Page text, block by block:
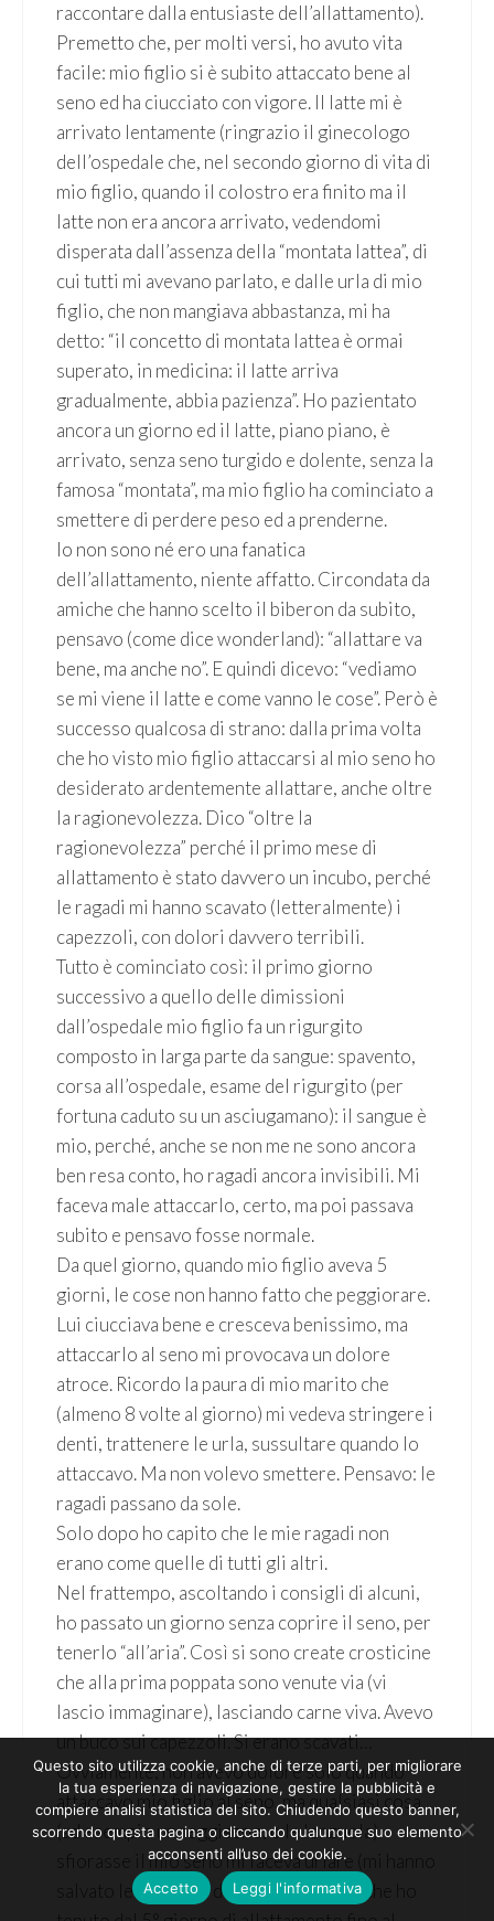
raccontare dalla entusiaste dell’allattamento).
Premetto che, per molti versi, ho avuto vita
facile: mio figlio si è subito attaccato bene al
seno ed ha ciucciato con vigore. Il latte mi è
arrivato lentamente (ringrazio il ginecologo
dell’ospedale che, nel secondo giorno di vita di
mio figlio, quando il colostro era finito ma il
latte non era ancora arrivato, vedendomi
disperata dall’assenza della “montata lattea”, di
cui tutti mi avevano parlato, e dalle urla di mio
figlio, che non mangiava abbastanza, mi ha
detto: “il concetto di montata lattea è ormai
superato, in medicina: il latte arriva
gradualmente, abbia pazienza”. Ho pazientato
ancora un giorno ed il latte, piano piano, è
arrivato, senza seno turgido e dolente, senza la
famosa “montata”, ma mio figlio ha cominciato a
smettere di perdere peso ed a prenderne.
Io non sono né ero una fanatica
dell’allattamento, niente affatto. Circondata da
amiche che hanno scelto il biberon da subito,
pensavo (come dice wonderland): “allattare va
bene, ma anche no”. E quindi dicevo: “vediamo
se mi viene il latte e come vanno le cose”. Però è
successo qualcosa di strano: dalla prima volta
che ho visto mio figlio attaccarsi al mio seno ho
desiderato ardentemente allattare, anche oltre
la ragionevolezza. Dico “oltre la
ragionevolezza” perché il primo mese di
allattamento è stato davvero un incubo, perché
le ragadi mi hanno scavato (letteralmente) i
capezzoli, con dolori davvero terribili.
Tutto è cominciato così: il primo giorno
successivo a quello delle dimissioni
dall’ospedale mio figlio fa un rigurgito
composto in larga parte da sangue: spavento,
corsa all’ospedale, esame del rigurgito (per
fortuna caduto su un asciugamano): il sangue è
mio, perché, anche se non me ne sono ancora
ben resa conto, ho ragadi ancora invisibili. Mi
faceva male attaccarlo, certo, ma poi passava
subito e pensavo fosse normale.
Da quel giorno, quando mio figlio aveva 5
giorni, le cose non hanno fatto che peggiorare.
Lui ciucciava bene e cresceva benissimo, ma
attaccarlo al seno mi provocava un dolore
atroce. Ricordo la paura di mio marito che
(almeno 8 volte al giorno) mi vedeva stringere i
denti, trattenere le urla, sussultare quando lo
attaccavo. Ma non volevo smettere. Pensavo: le
ragadi passano da sole.
Solo dopo ho capito che le mie ragadi non
erano come quelle di tutti gli altri.
Nel frattempo, ascoltando i consigli di alcuni,
ho passato un giorno senza coprire il seno, per
tenerlo “all’aria”. Così si sono create crosticine
che alla prima poppata sono venute via (vi
lascio immaginare), lasciando carne viva. Avevo
un buco sui capezzoli. Si erano scavati…
Ovviamente, non avevo dolore solo quando
attaccavo mio figlio al seno, ma qualsiasi cosa
(ad esempio un reggiseno, o le lenzuola)
sfiorasse il mio seno mi faceva urlare (mi hanno
salvato le coppette di silicone AVENT, che ho
Questo sito utilizza cookie, anche di terze parti, per migliorare
la tua esperienza di navigazione, gestire la pubblicità e
compiere analisi statistica del sito. Chiudendo questo banner,
scorrendo questa pagina o cliccando qualunque suo elemento
acconsenti all’uso dei cookie.
Accetto
Leggi l'informativa